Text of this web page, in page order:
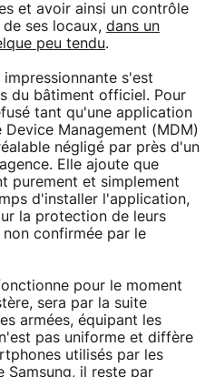
et avoir ainsi un contrôle
ses locaux, dans un
peu tendu.
s'est
du bâtiment officiel. Pour
tant qu'une application
Management (MDM)
négligé par près d'un
Elle ajoute que
purement et simplement
d'installer l'application,
la protection de leurs
confirmée par le
pour le moment
sera par la suite
armées, équipant les
pas uniforme et diffère
utilisés par les
Samsung, il reste par